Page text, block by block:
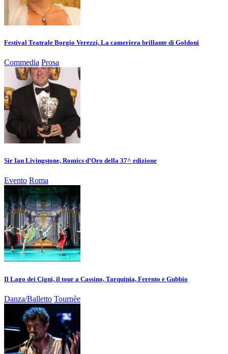
Festival Teatrale Borgio Verezzi, La cameriera brillante di Goldoni
Commedia Prosa
Sir Ian Livingstone, Romics d’Oro della 37^ edizione
Evento Roma
Il Lago dei Cigni, il tour a Cassino, Tarquinia, Ferento e Gubbio
Danza/Balletto Tournèe